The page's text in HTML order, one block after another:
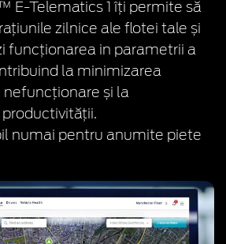
E-Telematics 1 îți permite să
zilnice ale flotei tale și
funcționarea in parametrii a
la minimizarea
nefuncționare și la
numai pentru anumite piete